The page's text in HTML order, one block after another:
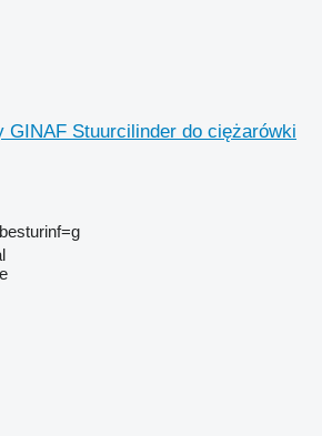
GINAF Stuurcilinder do ciężarówki